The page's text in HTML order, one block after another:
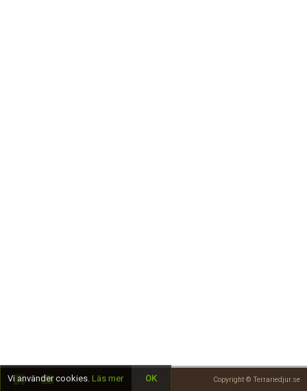
Copyright © Terrariedjur.se
Vi använder cookies. Läs mer OK